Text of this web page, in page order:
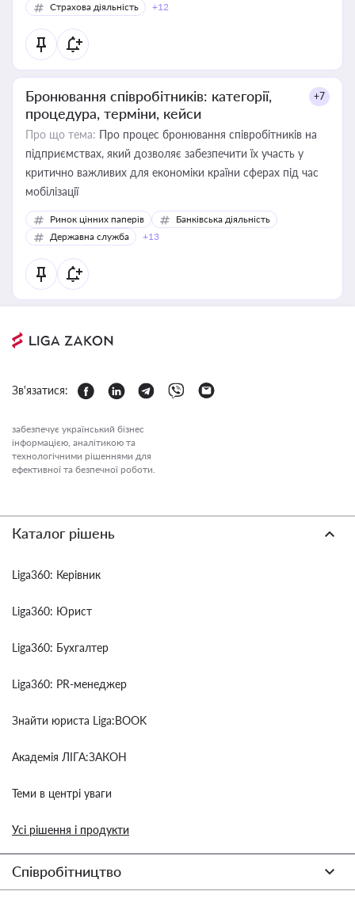
Страхова діяльність
+12
Бронювання співробітників: категорії,
процедура, терміни, кейси
+7
Про що тема: Про процес бронювання співробітників на
підприємствах, який дозволяє забезпечити їх участь у
критично важливих для економіки країни сферах під час
мобілізації
Ринок цінних паперів
Банківська діяльність
Державна служба
+13
Зв'язатися:
забезпечує український бізнес
інформацією, аналітикою та
технологічними рішеннями для
ефективної та безпечної роботи.
Каталог рішень
Liga360: Керівник
Liga360: Юрист
Liga360: Бухгалтер
Liga360: PR-менеджер
Знайти юриста Liga:BOOK
Академія ЛІГА:ЗАКОН
Теми в центрі уваги
Усі рішення і продукти
Співробітництво